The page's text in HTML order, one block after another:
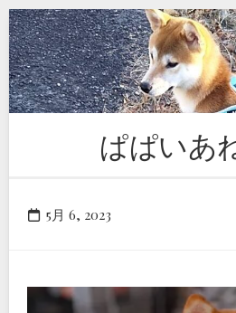
Skip
to
content
ぱぱいあ
5月 6, 2023